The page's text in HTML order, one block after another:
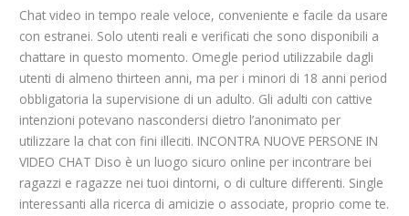
Chat video in tempo reale veloce, conveniente e facile da usare
con estranei. Solo utenti reali e verificati che sono disponibili a
chattare in questo momento. Omegle period utilizzabile dagli
utenti di almeno thirteen anni, ma per i minori di 18 anni period
obbligatoria la supervisione di un adulto. Gli adulti con cattive
intenzioni potevano nascondersi dietro l’anonimato per
utilizzare la chat con fini illeciti. INCONTRA NUOVE PERSONE IN
VIDEO CHAT Diso è un luogo sicuro online per incontrare bei
ragazzi e ragazze nei tuoi dintorni, o di culture differenti. Single
interessanti alla ricerca di amicizie o associate, proprio come te.